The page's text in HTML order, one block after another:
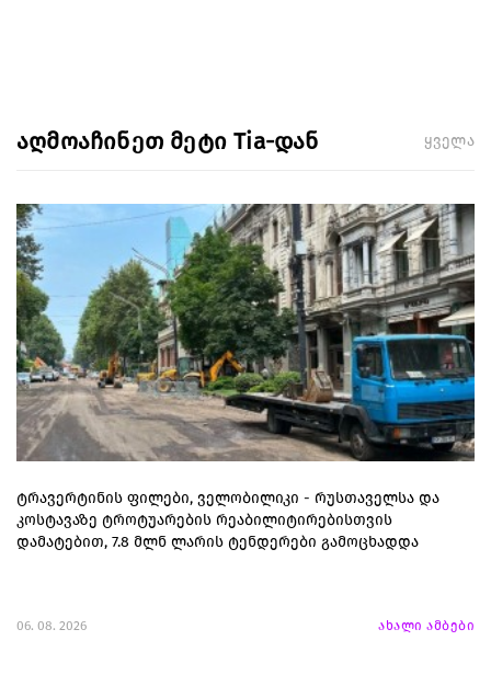
აღმოაჩინეთ მეტი Tia-დან ყველა
ტრავერტინის ფილები, ველობილიკი - რუსთაველსა და
კოსტავაზე ტროტუარების რეაბილიტირებისთვის
დამატებით, 7.8 მლნ ლარის ტენდერები გამოცხადდა
06. 08. 2026 ახალი ამბები